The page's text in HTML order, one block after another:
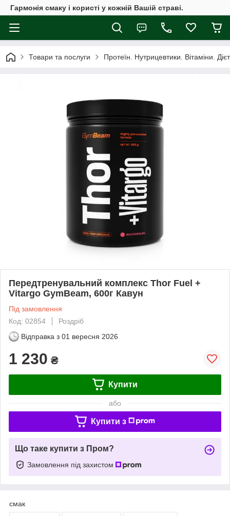
Гармонія смаку і користі у кожній Вашій страві.
Товари та послуги Протеїн. Нутрицевтики. Вітаміни.
Передтренувальний комплекс Thor Fuel +
Vitargo GymBeam, 600г Кавун
Під замовлення
Код: 02854
Роздріб
Відправка з 01 вересня 2026
1 230 ₴
Купити
або
Купити з
Що таке купити з Пром?
Замовлення під захистом
смак